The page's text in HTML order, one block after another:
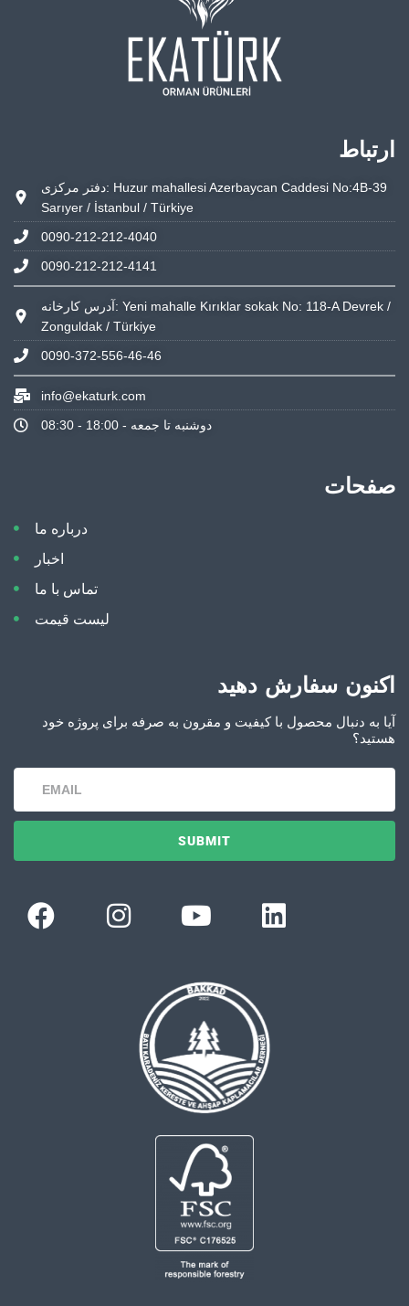
ارتباط
دفتر مرکزی: Huzur mahallesi Azerbaycan Caddesi No:4B-39
Sarıyer / İstanbul / Türkiye
0090-212-212-4040
0090-212-212-4141
آدرس کارخانه: Yeni mahalle Kırıklar sokak No: 118-A Devrek /
Zonguldak / Türkiye
0090-372-556-46-46
info@ekaturk.com
دوشنبه تا جمعه - 18:00 - 08:30
صفحات
درباره ما
اخبار
تماس با ما
لیست قیمت
اکنون سفارش دهید
آیا به دنبال محصول با کیفیت و مقرون به صرفه برای پروژه خود
هستید؟